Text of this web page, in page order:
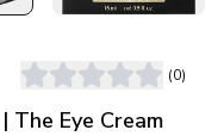
(0)
The Eye Cream